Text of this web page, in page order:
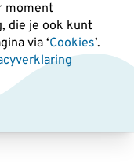
moment
die je ook kunt
via ‘Cookies’.